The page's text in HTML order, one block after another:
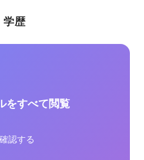
学歴
をすべて閲覧
認する